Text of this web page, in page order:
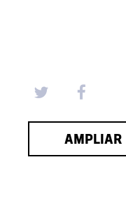
AMPLIAR